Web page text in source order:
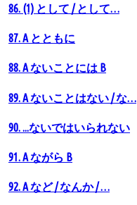
86. (1) として / として…
87. A とともに
88. A ないことには B
89. A ないことはない / な…
90. ...ないではいられない
91. A ながら B
92. A など / なんか / …